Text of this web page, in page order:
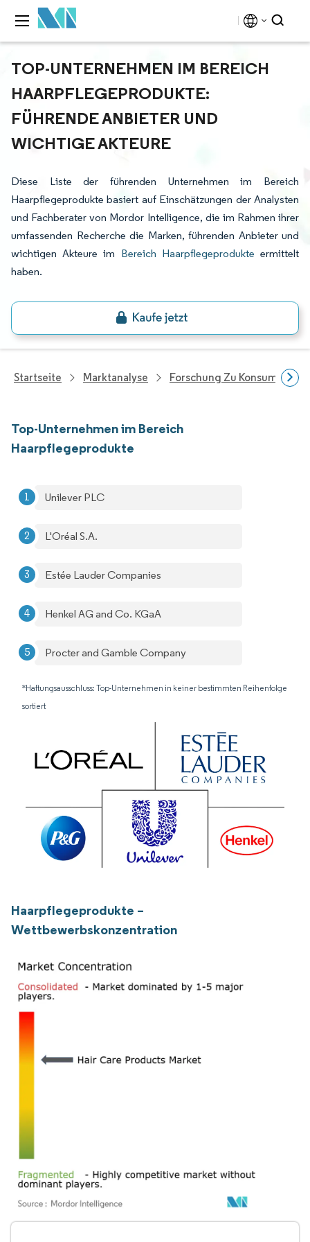
TOP-UNTERNEHMEN IM BEREICH
HAARPFLEGEPRODUKTE:
FÜHRENDE ANBIETER UND
WICHTIGE AKTEURE
Diese Liste der führenden Unternehmen im Bereich
Haarpflegeprodukte basiert auf Einschätzungen der Analysten
und Fachberater von Mordor Intelligence, die im Rahmen ihrer
umfassenden Recherche die Marken, führenden Anbieter und
wichtigen Akteure im Bereich Haarpflegeprodukte ermittelt
haben.
Startseite Marktanalyse Forschung Zu
Top-Unternehmen im Bereich
Haarpflegeprodukte
Unilever PLC
L'Oréal S.A.
Estée Lauder Companies
Henkel AG and Co. KGaA
Procter and Gamble Company
*Haftungsausschluss: Top-Unternehmen in keiner bestimmten Reihenfolge
sortiert
Haarpflegeprodukte –
Wettbewerbskonzentration